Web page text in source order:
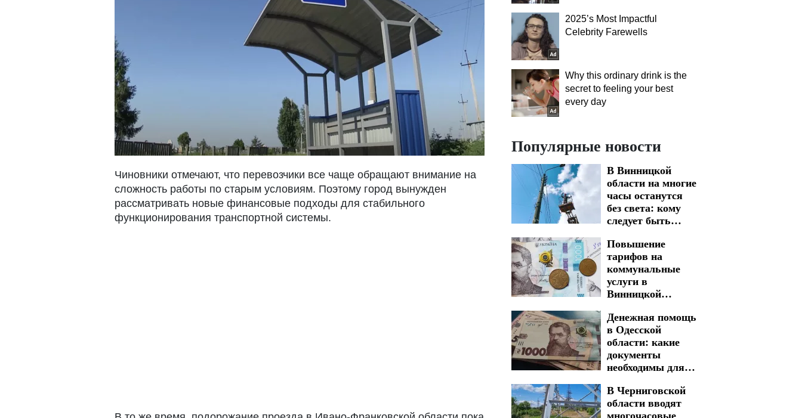
Чиновники отмечают, что перевозчики все чаще обращают внимание на
сложность работы по старым условиям. Поэтому город вынужден
рассматривать новые финансовые подходы для стабильного
функционирования транспортной системы.
2025’s Most Impactful
Celebrity Farewells
Why this ordinary drink is the
secret to feeling your best
every day
Популярные новости
В Винницкой
области на многие
часы останутся
без света: кому
следует быть
графикам
отключения на 7
августа
Повышение
тарифов на
коммунальные
услуги в
Винницкой
могут взлететь
почти в два раза
Денежная помощь
в Одесской
области: какие
документы
необходимы для
получения
В Черниговской
области вводят